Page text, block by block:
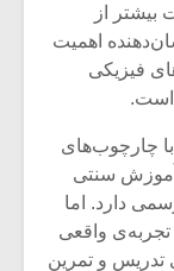
بیشتر از
اهمیت
فیزیکی
است.
با چارچوب‌های
سنتی
دارد. اما
واقعی
تدریس و تمرین